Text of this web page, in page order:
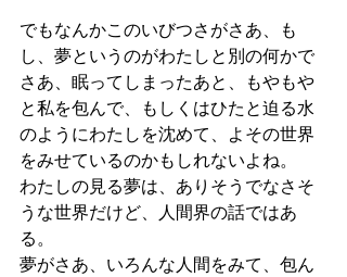
でもなんかこのいびつさがさあ、も
し、夢というのがわたしと別の何かで
さあ、眠ってしまったあと、もやもや
と私を包んで、もしくはひたと迫る水
のようにわたしを沈めて、よその世界
をみせているのかもしれないよね。
わたしの見る夢は、ありそうでなさそ
うな世界だけど、人間界の話ではあ
る。
夢がさあ、いろんな人間をみて、包ん